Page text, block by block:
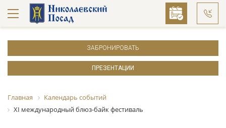
ЗАБРОНИРОВАТЬ
ПРЕЗЕНТАЦИИ
Главная
Календарь событий
XI международный блюз-байк фестиваль